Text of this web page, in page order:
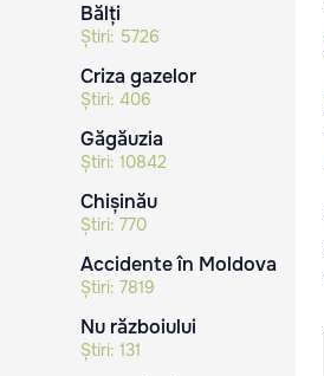
Bălți
Știri: 5726
Criza gazelor
Știri: 406
Găgăuzia
Știri: 10842
Chișinău
Știri: 770
Accidente în Moldova
Știri: 7819
Nu războiului
Știri: 131